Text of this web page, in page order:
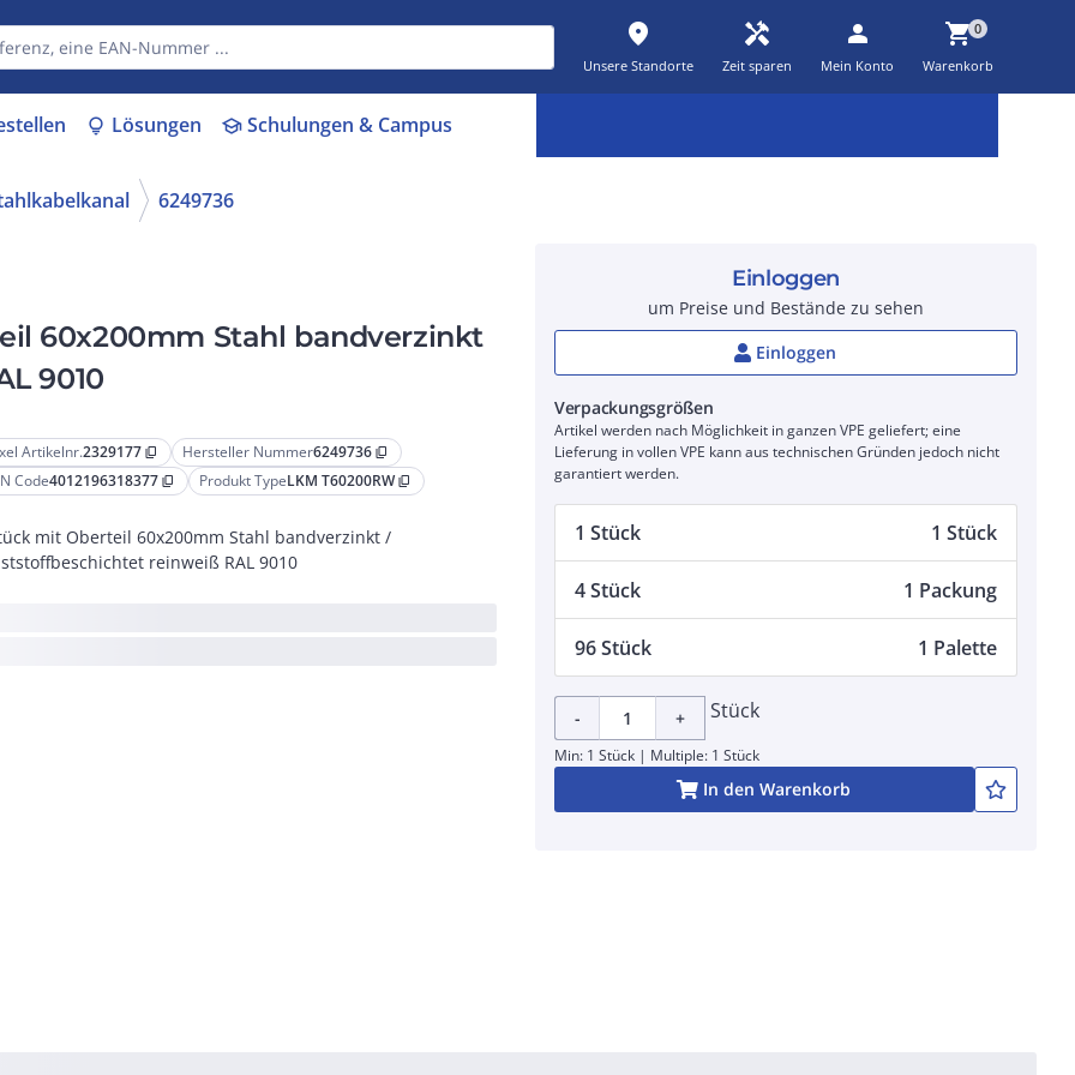
place
Unsere Standorte
handyman
Zeit sparen
person
Mein Konto
shopping_cart0
Warenkorb
lightbulb Lösungen schoolSchulungen & Campus
6249736
60x200mm Stahl bandverzinkt
9010
Artikelnr.2329177 content_copy Hersteller Nummer6249736 content_copy
Code4012196318377 content_copy Produkt TypeLKM T60200RW content_copy
mit Oberteil 60x200mm Stahl bandverzinkt /
reinweiß RAL 9010
Einloggen
um Preise und Bestände zu sehen
Einloggen
Verpackungsgrößen
Artikel werden nach Möglichkeit in ganzen VPE geliefert; eine
Lieferung in vollen VPE kann aus technischen Gründen jedoch nicht
garantiert werden.
1 Stück 1 Stück
4 Stück 1 Packung
96 Stück 1 Palette
- + Stück
Min: 1 Stück | Multiple: 1 Stück
In den Warenkorb